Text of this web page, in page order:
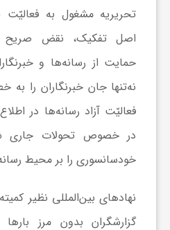
تحریریه مشغول به فعالیّت
اصل تفکیک، نقض صریح
حمایت از رسانه‌ها و
نه‌تنها جان خبرنگاران را به
فعالیّت آزاد رسانه‌ها در
در خصوص تحولات
خودسانسوری را بر محیط
نهادهای بین‌المللی نظیر
گزارشگران بدون مرز